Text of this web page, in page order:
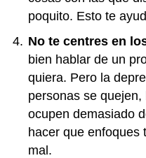
poquito. Esto te
No te centres en
bien hablar de un
quiera. Pero la
personas se
ocupen demasiado
hacer que enfoques
mal.